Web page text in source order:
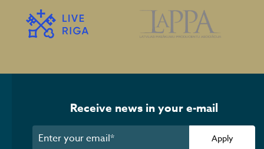
Receive news in your e-mail
Apply